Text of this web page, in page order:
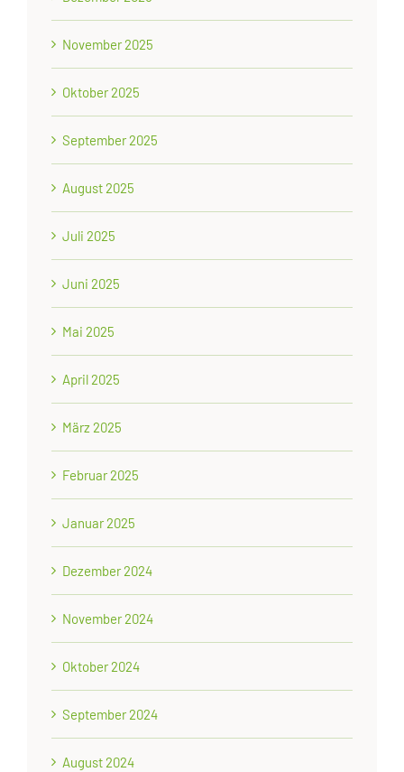
November 2025
Oktober 2025
September 2025
August 2025
Juli 2025
Juni 2025
Mai 2025
April 2025
März 2025
Februar 2025
Januar 2025
Dezember 2024
November 2024
Oktober 2024
September 2024
August 2024